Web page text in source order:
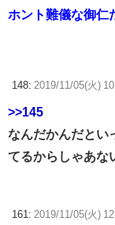
ホント難儀な御仁
148: 2019/11/05(火)
>>145
なんだかんだとい
てるからしゃあな
161: 2019/11/05(火)